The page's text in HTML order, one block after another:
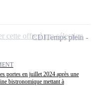
portes en juillet 2024 après une
bistronomique mettant à
CDITemps plein
cette offre à ma sélection